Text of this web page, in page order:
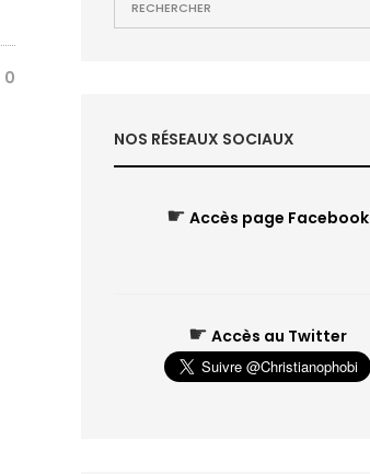
0
NOS RÉSEAUX SOCIAUX
☛ Accès page Facebook
☛ Accès au Twitter